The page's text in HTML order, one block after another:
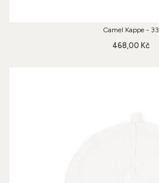
Camel Kappe - 33
468,00 Kč